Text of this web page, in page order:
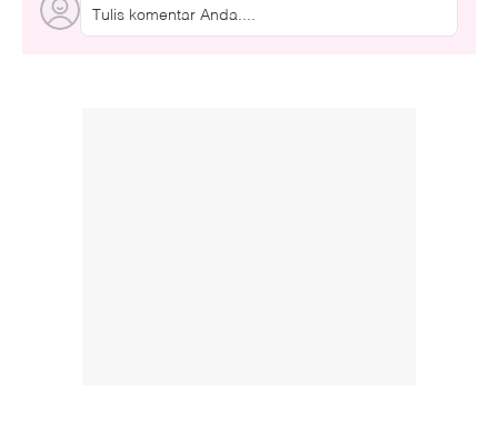
Tulis komentar Anda....